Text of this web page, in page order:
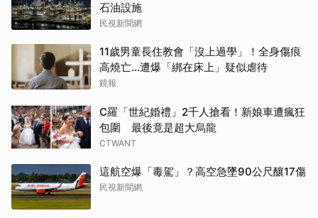
石油設施
民視新聞網
11歲男童長住教會「沒上過學」！全身傷痕
高燒亡…遭爆「綁在床上」疑似虐待
鏡報
C羅「世紀婚禮」2千人搶看！新娘車遭瘋狂
包圍 最後竟是超大烏龍
CTWANT
這航空爆「毒駕」？高空急墜90公尺釀17傷
民視新聞網